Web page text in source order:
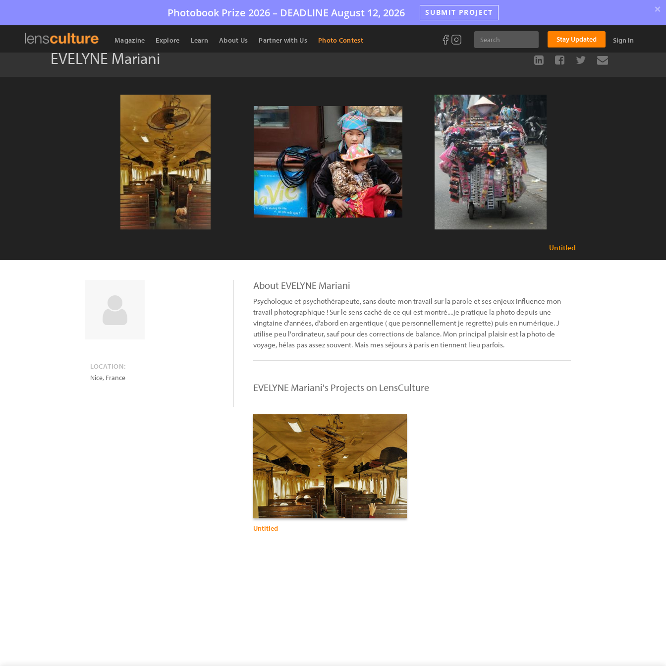
Photobook Prize 2026 – DEADLINE August 12, 2026 SUBMIT PROJECT ×
Magazine Explore Learn About Us Partner with Us Photo Contest Stay Updated Sign In
EVELYNE Mariani
Untitled
LOCATION:
Nice, France
About EVELYNE Mariani
Psychologue et psychothérapeute, sans doute mon travail sur la parole et ses enjeux influence mon
travail photographique ! Sur le sens caché de ce qui est montré....je pratique la photo depuis une
vingtaine d'années, d'abord en argentique ( que personnellement je regrette) puis en numérique. J
utilise peu l'ordinateur, sauf pour des corrections de balance. Mon principal plaisir est la photo de
voyage, hélas pas assez souvent. Mais mes séjours à paris en tiennent lieu parfois.
EVELYNE Mariani's Projects on LensCulture
Untitled